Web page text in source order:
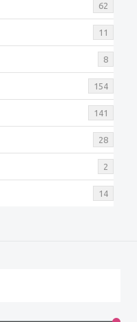
62
11
8
154
141
28
2
14